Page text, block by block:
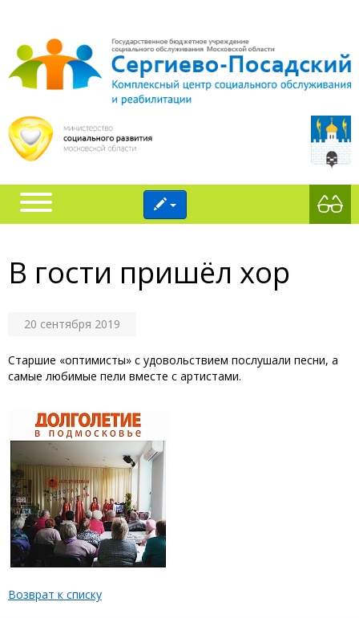
В гости пришёл хор
20 сентября 2019
Старшие «оптимисты» с удовольствием послушали песни, а
самые любимые пели вместе с артистами.
Возврат к списку